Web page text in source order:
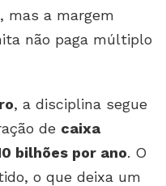
mas a margem
não paga múltiplo
, a disciplina segue
de caixa
bilhões por ano. O
o que deixa um